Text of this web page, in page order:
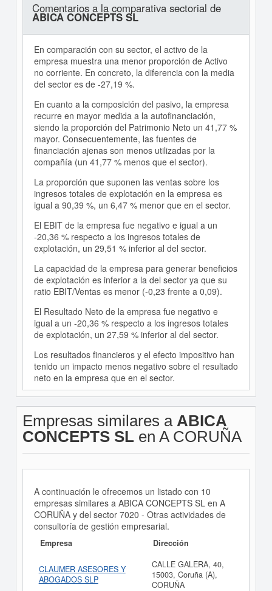
Comentarios a la comparativa sectorial de
ABICA CONCEPTS SL
En comparación con su sector, el activo de la
empresa muestra una menor proporción de Activo
no corriente. En concreto, la diferencia con la media
del sector es de -27,19 %.
En cuanto a la composición del pasivo, la empresa
recurre en mayor medida a la autofinanciación,
siendo la proporción del Patrimonio Neto un 41,77 %
mayor. Consecuentemente, las fuentes de
financiación ajenas son menos utilizadas por la
compañía (un 41,77 % menos que el sector).
La proporción que suponen las ventas sobre los
ingresos totales de explotación en la empresa es
igual a 90,39 %, un 6,47 % menor que en el sector.
El EBIT de la empresa fue negativo e igual a un
-20,36 % respecto a los ingresos totales de
explotación, un 29,51 % inferior al del sector.
La capacidad de la empresa para generar beneficios
de explotación es inferior a la del sector ya que su
ratio EBIT/Ventas es menor (-0,23 frente a 0,09).
El Resultado Neto de la empresa fue negativo e
igual a un -20,36 % respecto a los ingresos totales
de explotación, un 27,59 % inferior al del sector.
Los resultados financieros y el efecto impositivo han
tenido un impacto menos negativo sobre el resultado
neto en la empresa que en el sector.
Empresas similares a ABICA
CONCEPTS SL en A CORUÑA
A continuación le ofrecemos un listado con 10
empresas similares a ABICA CONCEPTS SL en A
CORUÑA y del sector 7020 - Otras actividades de
consultoría de gestión empresarial.
Empresa Dirección
CLAUMER ASESORES Y
ABOGADOS SLP
CALLE GALERA, 40,
15003, Coruña (A),
CORUÑA